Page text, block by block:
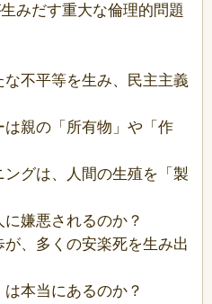
みだす重大な倫理的問題
不平等を生み、民主主義
親の「所有物」や「作
グは、人間の生殖を「製
嫌悪されるのか？
、多くの安楽死を生み出
本当にあるのか？